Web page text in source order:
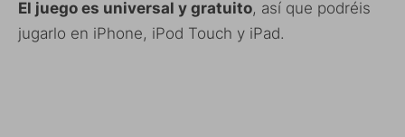
El juego es universal y gratuito, así que podréis
jugarlo en iPhone, iPod Touch y iPad.